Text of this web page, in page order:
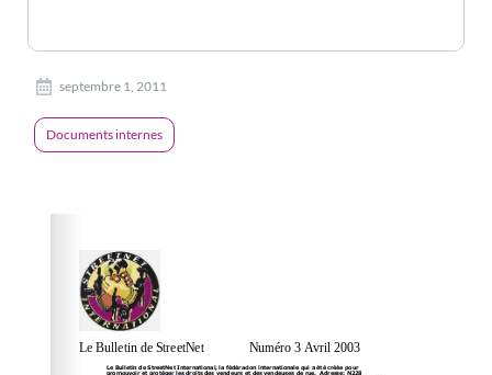
septembre 1, 2011
Documents internes